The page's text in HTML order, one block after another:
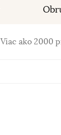
Viac ako 2000